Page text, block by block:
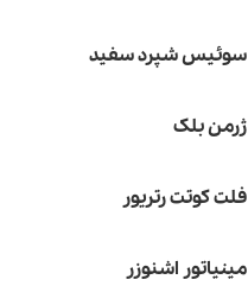
سوئیس شپرد سفید
ژرمن بلک
فلت کوتت رتریور
مینیاتور اشنوزر